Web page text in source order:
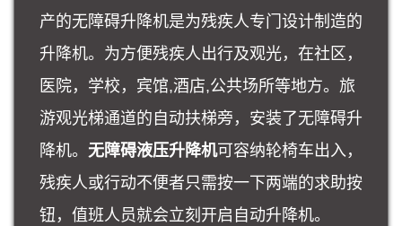
产的无障碍升降机是为残疾人专门设计制造的
升降机。为方便残疾人出行及观光，在社区，
医院，学校，宾馆,酒店,公共场所等地方。旅
游观光梯通道的自动扶梯旁，安装了无障碍升
降机。 无障碍液压升降机可容纳轮椅车出入，
残疾人或行动不便者只需按一下两端的求助按
钮，值班人员就会立刻开启自动升降机。